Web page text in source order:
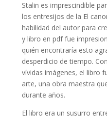
Stalin es imprescindible
los entresijos de la El
habilidad del autor para
y libro en pdf fue
quién encontraría esto
desperdicio de tiempo.
vívidas imágenes, el libro
arte, una obra maestra
durante años.
El libro era un susurro